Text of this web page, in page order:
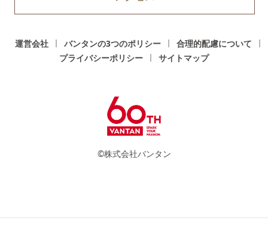
運営会社 バンタンの3つのポリシー
合理的配慮について
プライバシーポリシー
サイトマップ
©株式会社バンタン